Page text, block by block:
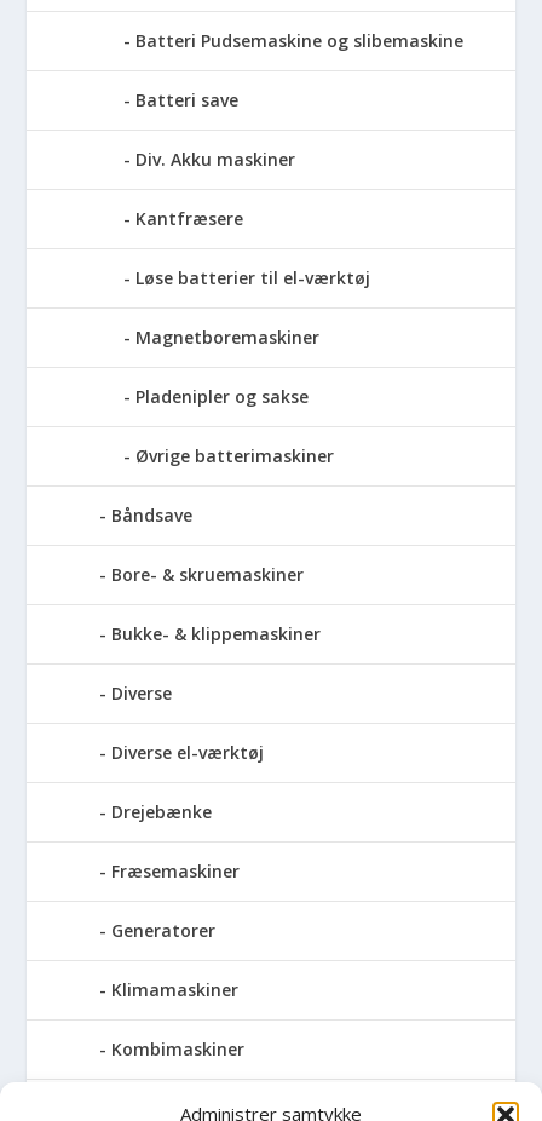
Administrer samtykke
Batteri Pudsemaskine og slibemaskine
Batteri save
Div. Akku maskiner
Kantfræsere
Løse batterier til el-værktøj
Magnetboremaskiner
Pladenipler og sakse
Øvrige batterimaskiner
Båndsave
Bore- & skruemaskiner
Bukke- & klippemaskiner
Diverse
Diverse el-værktøj
Drejebænke
Fræsemaskiner
Generatorer
Klimamaskiner
Kombimaskiner
Kompressor